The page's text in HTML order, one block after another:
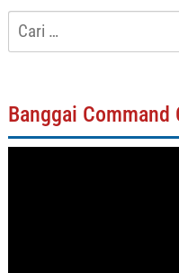
Cari
untuk:
Banggai Command